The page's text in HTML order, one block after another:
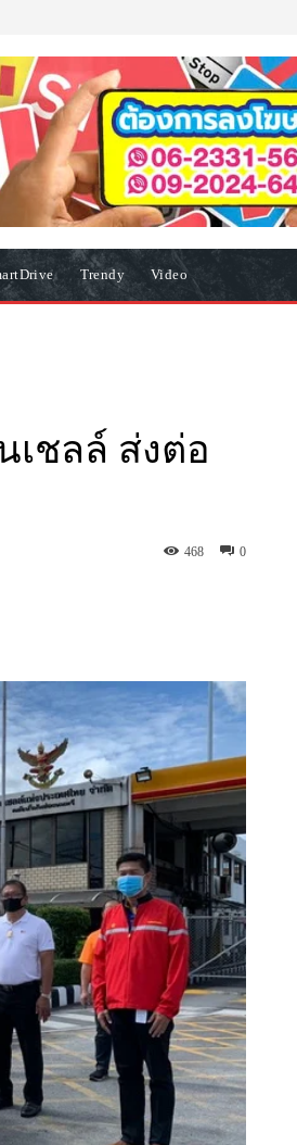
Trendy Video
ชลล์ ส่งต่อ
0
468